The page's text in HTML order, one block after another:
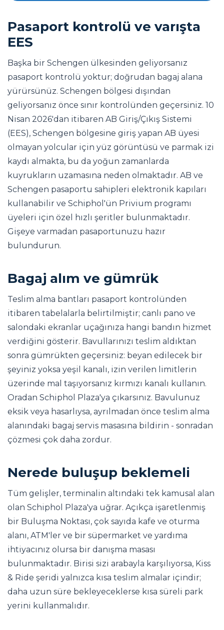
Pasaport kontrolü ve varışta
EES
Başka bir Schengen ülkesinden geliyorsanız
pasaport kontrolü yoktur; doğrudan bagaj alana
yürürsünüz. Schengen bölgesi dışından
geliyorsanız önce sınır kontrolünden geçersiniz. 10
Nisan 2026'dan itibaren AB Giriş/Çıkış Sistemi
(EES), Schengen bölgesine giriş yapan AB üyesi
olmayan yolcular için yüz görüntüsü ve parmak izi
kaydı almakta, bu da yoğun zamanlarda
kuyrukların uzamasına neden olmaktadır. AB ve
Schengen pasaportu sahipleri elektronik kapıları
kullanabilir ve Schiphol'ün Privium programı
üyeleri için özel hızlı şeritler bulunmaktadır.
Gişeye varmadan pasaportunuzu hazır
bulundurun.
Bagaj alım ve gümrük
Teslim alma bantları pasaport kontrolünden
itibaren tabelalarla belirtilmiştir; canlı pano ve
salondaki ekranlar uçağınıza hangi bandın hizmet
verdiğini gösterir. Bavullarınızı teslim aldıktan
sonra gümrükten geçersiniz: beyan edilecek bir
şeyiniz yoksa yeşil kanalı, izin verilen limitlerin
üzerinde mal taşıyorsanız kırmızı kanalı kullanın.
Oradan Schiphol Plaza'ya çıkarsınız. Bavulunuz
eksik veya hasarlıysa, ayrılmadan önce teslim alma
alanındaki bagaj servis masasına bildirin - sonradan
çözmesi çok daha zordur.
Nerede buluşup beklemeli
Tüm gelişler, terminalin altındaki tek kamusal alan
olan Schiphol Plaza'ya uğrar. Açıkça işaretlenmiş
bir Buluşma Noktası, çok sayıda kafe ve oturma
alanı, ATM'ler ve bir süpermarket ve yardıma
ihtiyacınız olursa bir danışma masası
bulunmaktadır. Birisi sizi arabayla karşılıyorsa, Kiss
& Ride şeridi yalnızca kısa teslim almalar içindir;
daha uzun süre bekleyeceklerse kısa süreli park
yerini kullanmalıdır.